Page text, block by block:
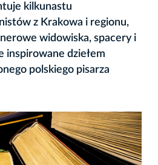
kilkunastu
z Krakowa i regionu,
widowiska, spacery i
inspirowane dziełem
polskiego pisarza